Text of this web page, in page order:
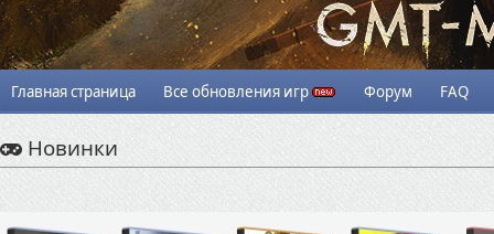
Главная страница Все обновления игр Форум FAQ
Новинки